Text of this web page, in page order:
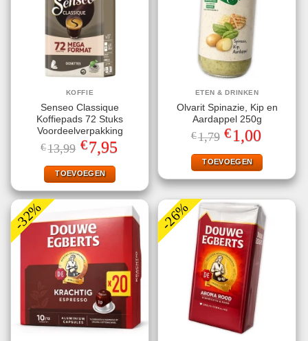
KOFFIE
Senseo Classique
Koffiepads 72 Stuks
Voordeelverpakking
€13,99 Oorspronkelijke
prijs
was:
€13,99.
€7,95prijs
TOEVOEGEN
ETEN & DRINKEN
Olvarit Spinazie, Kip en
Aardappel 250g
€1,79 Oorspronkelijke
prijs
was:
€1,79.
€1,00
is:
€1,00.
TOEVOEGEN
-32% -26%